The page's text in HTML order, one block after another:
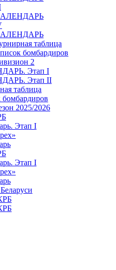
таблица
бомбардиров
2
Этап I
Этап II
таблица
2025/2026
Этап I
Этап I